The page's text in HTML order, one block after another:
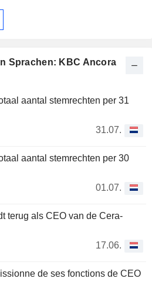
Sprachen: KBC Ancora
aantal stemrechten per 31
31.07.
aantal stemrechten per 30
01.07.
terug als CEO van de Cera-
17.06.
de ses fonctions de CEO